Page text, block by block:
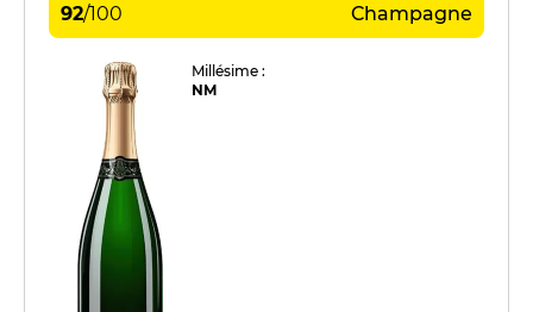
92/100 Champagne
Millésime :
NM